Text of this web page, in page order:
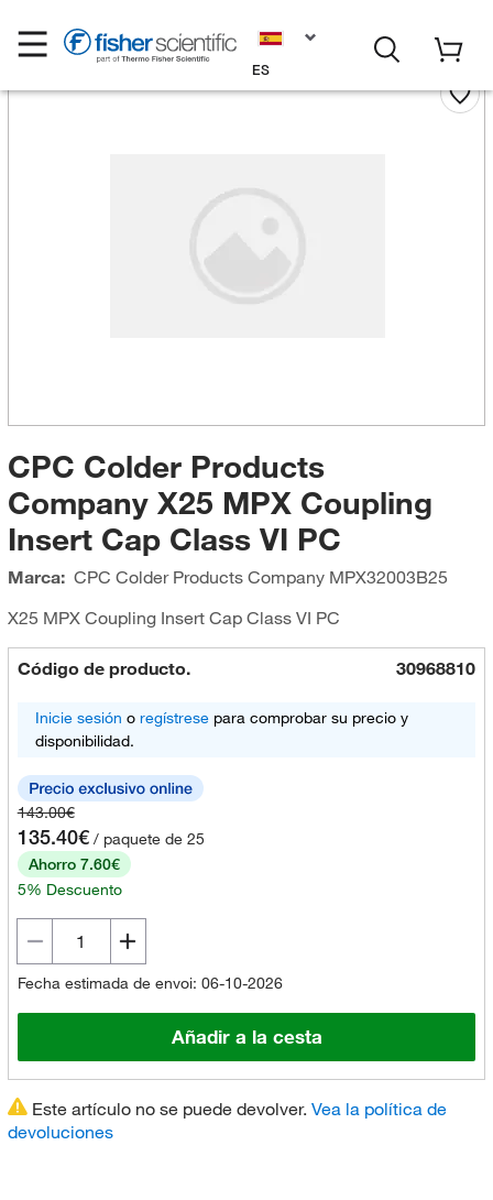
ES
CPC Colder Products
Company X25 MPX Coupling
Insert Cap Class VI PC
Marca: CPC Colder Products CompanyMPX32003B25
X25 MPX Coupling Insert Cap Class VI PC
Código de producto. 30968810
Inicie sesión o regístresepara comprobar su precio y
disponibilidad.
143.00€
135.40€ / paquete de 25
Ahorro 7.60€
5% Descuento
Fecha estimada de envoi: 06-10-2026
Añadir a la cesta
Este artículo no se puede devolver. Vea la política de
devoluciones